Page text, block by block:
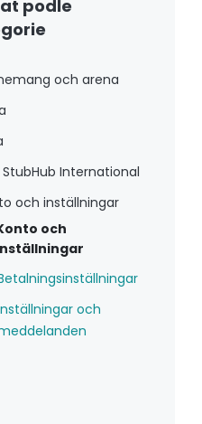
podle
och arena
International
och inställningar
och
och